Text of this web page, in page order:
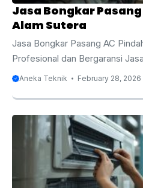
Jasa Bongkar
Alam Sutera
Jasa Bongkar Pasang AC
Profesional dan Bergaransi
pindahan di Alam Sutera
dikenal sebagai kawasan
yang berkembang pesat
serta sistem instalasi yang
termasuk perangkat elektronik
penanganan khusus karena
Aneka Teknik February 28, 2026